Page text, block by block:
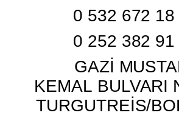
0 532 672 18
0 252 382 91
GAZİ
KEMAL BULVARI
TURGUTREİS/